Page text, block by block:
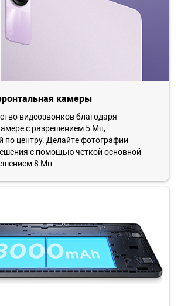
камеры
видеозвонков благодаря
с разрешением 5 Мп,
по центру. Делайте фотографии
с помощью четкой основной
8 Мп.